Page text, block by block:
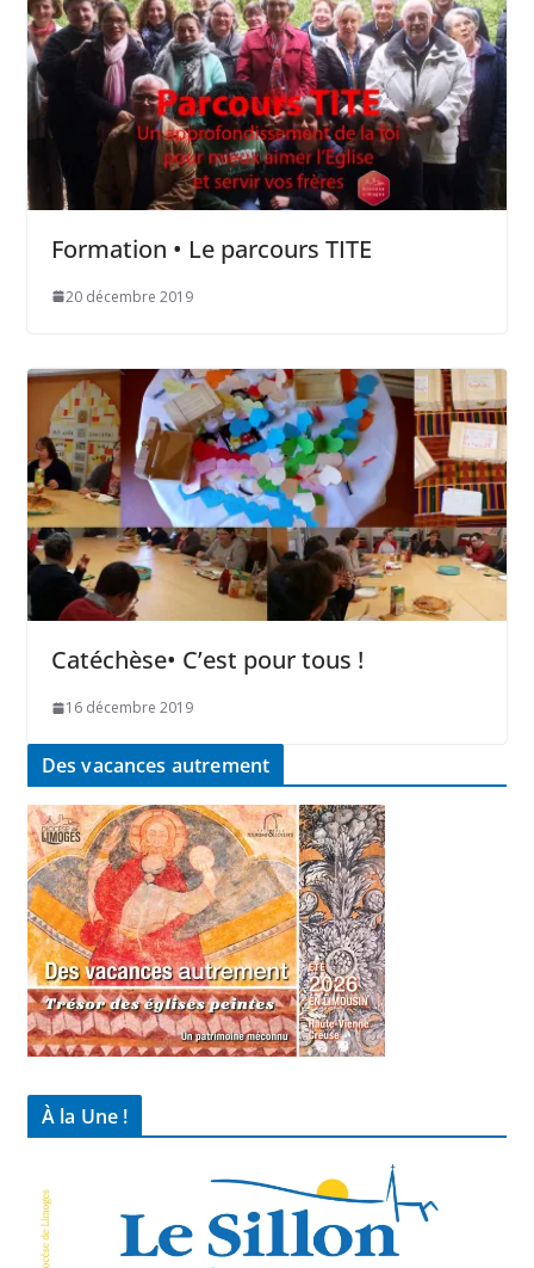
Formation • Le parcours TITE
20 décembre 2019
Catéchèse• C’est pour tous !
16 décembre 2019
Des vacances autrement
À la Une !